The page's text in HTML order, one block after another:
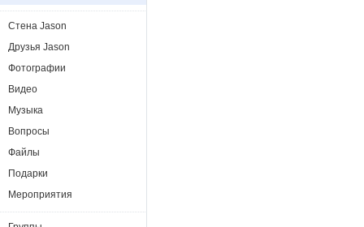
Стена Jason
Друзья Jason
Фотографии
Видео
Музыка
Вопросы
Файлы
Подарки
Мероприятия